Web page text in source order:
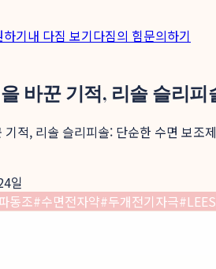
기내 다짐 보기다짐의 힘문의하기
바꾼 기적, 리솔 슬리
적, 리솔 슬리피솔: 단순한 수면 보조
일
동조#수면전자약#두개전기자극#